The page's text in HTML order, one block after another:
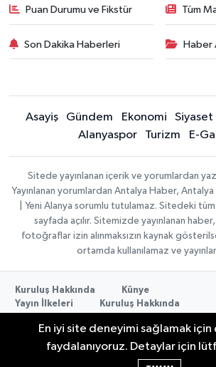
Puan Durumu ve Fikstür Tüm
Son Dakika Haberleri Haber
Asayiş Gündem Ekonomi Siyaset
Alanyaspor
Turizm E-
Sitede yayınlanan içerik ve yorumlardan
Yayınlanan yorumlardan Antalya Haber,
| Yeni Alanya sorumlu tutulamaz. Sitedeki
sayfada açılır. Sitemizde yayınlanan
fotoğraflar izin alınmaksızın kaynak
ortamda kullanılamaz ve
Kuruluş Hakkında
Künye
Yayın İlkeleri
Kuruluş Hakkında
Kullanım Şartları
En iyi site deneyimi sağlamak
faydalanıyoruz. Detaylar için